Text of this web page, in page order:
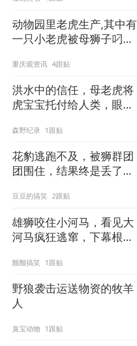
动物园里老虎生产,其中有
一只小老虎被母狮子叼走
系了工作人员
重庆观资讯 4跟贴
洪水中的信任，母老虎将
虎宝宝托付给人类，眼神
森野纪录 1跟贴
花豹逃跑不及，被狮群团
团围住，结果终是丢了性
豆豆的搞笑 2跟贴
雄狮咬住小河马，看见大
河马疯狂逃窜，下幕根本
颤颤搞笑 1跟贴
野狼袭击运送物资的牧羊
人
臭宝动物 1跟贴